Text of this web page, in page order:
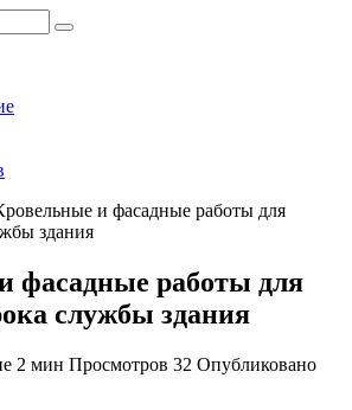
и фасадные работы для
здания
фасадные работы для
службы здания
2 мин Просмотров 32 Опубликовано